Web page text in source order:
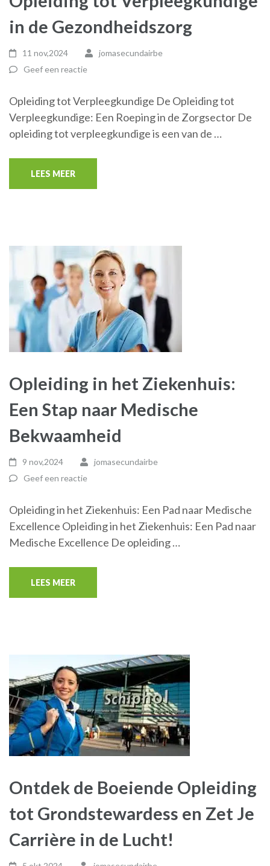
in de Gezondheidszorg
11 nov,2024
jomasecundairbe
Geef een reactie
Opleiding tot Verpleegkundige De Opleiding tot
Verpleegkundige: Een Roeping in de Zorgsector De
opleiding tot verpleegkundige is een van de …
LEES MEER
Opleiding in het Ziekenhuis:
Een Stap naar Medische
Bekwaamheid
9 nov,2024
jomasecundairbe
Geef een reactie
Opleiding in het Ziekenhuis: Een Pad naar Medische
Excellence Opleiding in het Ziekenhuis: Een Pad naar
Medische Excellence De opleiding …
LEES MEER
Ontdek de Boeiende Opleiding
tot Grondstewardess en Zet Je
Carrière in de Lucht!